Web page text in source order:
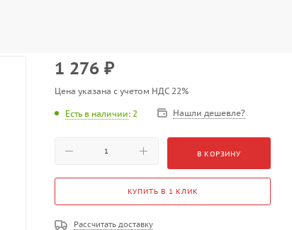
1 276 ₽
Цена указана с учетом НДС 22%
Есть в наличии: 2 Нашли дешевле?
В КОРЗИНУ
КУПИТЬ В 1 КЛИК
Рассчитать доставку